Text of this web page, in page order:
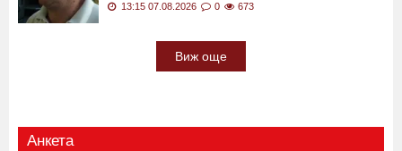
13:15 07.08.2026 0 673
Виж още
Анкета